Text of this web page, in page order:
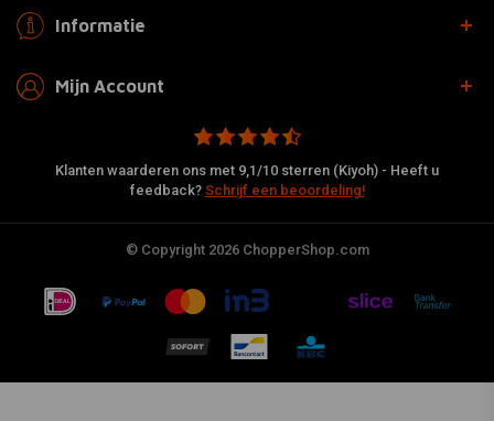
Informatie
Mijn Account
Klanten waarderen ons met 9,1/10 sterren (Kiyoh) - Heeft u
feedback? Schrijf een beoordeling!
© Copyright 2026 ChopperShop.com